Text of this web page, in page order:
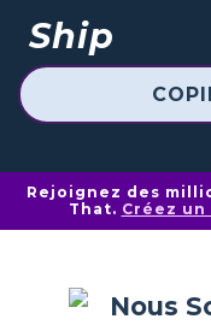
Ship
Rejoignez des
That. Créez